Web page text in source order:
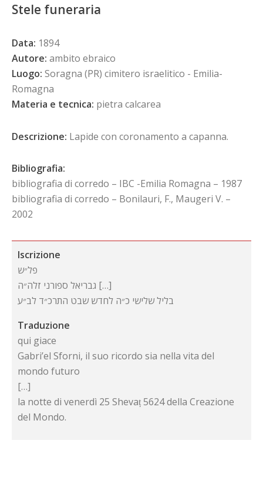
Stele funeraria
Data: 1894
Autore: ambito ebraico
Luogo: Soragna (PR) cimitero israelitico - Emilia-
Romagna
Materia e tecnica: pietra calcarea
Descrizione: Lapide con coronamento a capanna.
Bibliografia:
bibliografia di corredo – IBC -Emilia Romagna – 1987
bibliografia di corredo – Bonilauri, F., Maugeri V. –
2002
Iscrizione
פל״ש
גבריאל ספורני זלה״ה […]
בליל שלישי כ״ה לחדש שבט התרכ״ד לב״ע
Traduzione
qui giace
Gabri’el Sforni, il suo ricordo sia nella vita del
mondo futuro
[…]
la notte di venerdì 25 Shevaṭ 5624 della Creazione
del Mondo.